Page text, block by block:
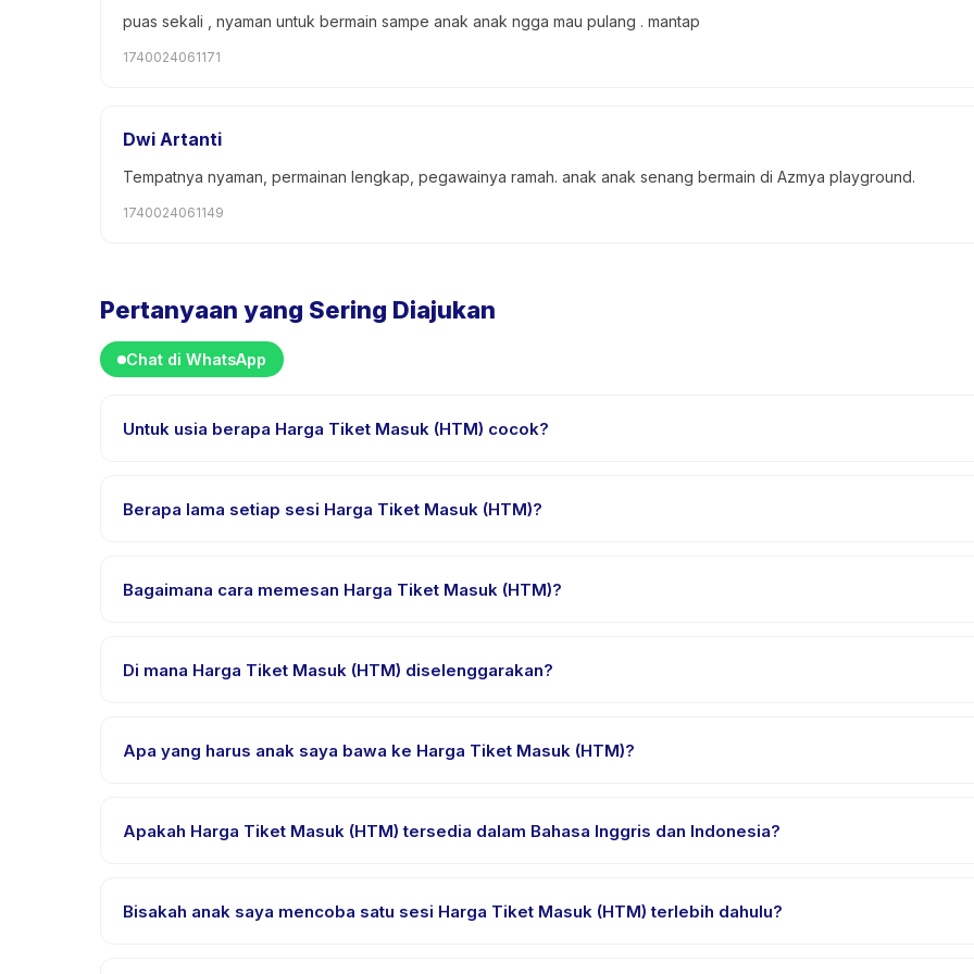
puas sekali , nyaman untuk bermain sampe anak anak ngga mau pulang . mantap
1740024061171
Dwi Artanti
Tempatnya nyaman, permainan lengkap, pegawainya ramah. anak anak senang bermain di Azmya playground.
1740024061149
Pertanyaan yang Sering Diajukan
Chat di WhatsApp
Untuk usia berapa Harga Tiket Masuk (HTM) cocok?
sehingga setiap anak mendapat tantangan yang sesuai.
Berapa lama setiap sesi Harga Tiket Masuk (HTM)?
Bagaimana cara memesan Harga Tiket Masuk (HTM)?
segera setelah pembayaran berhasil.
Di mana Harga Tiket Masuk (HTM) diselenggarakan?
Apa yang harus anak saya bawa ke Harga Tiket Masuk (HTM)?
Apakah Harga Tiket Masuk (HTM) tersedia dalam Bahasa Inggris dan Indonesia?
untuk bahasa yang didukung.
Bisakah anak saya mencoba satu sesi Harga Tiket Masuk (HTM) terlebih dahulu?